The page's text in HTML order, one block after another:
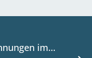
im